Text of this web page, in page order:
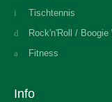
Tischtennis
Rock'n'Roll / Boogie
Fitness
Info